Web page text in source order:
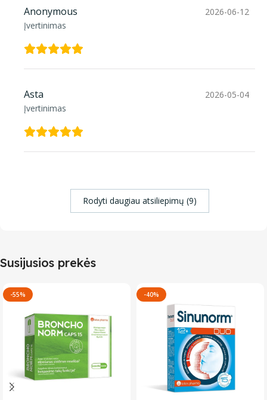
Anonymous
Įvertinimas
2026-06-12
Asta
Įvertinimas
2026-05-04
Rodyti daugiau atsiliepimų (9)
Susijusios prekės
-55% -40%